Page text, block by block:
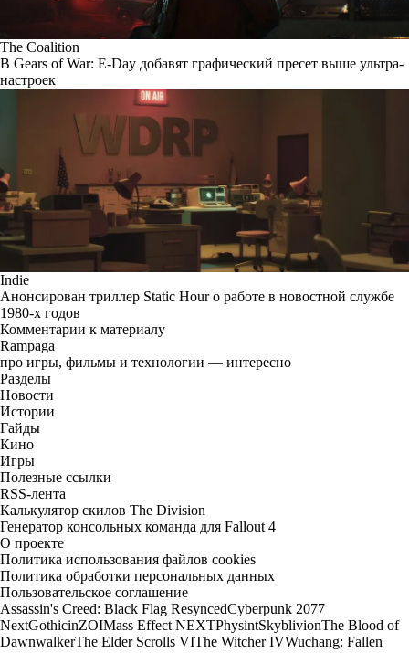
The Coalition
В Gears of War: E-Day добавят графический пресет выше ультра-
настроек
Indie
Анонсирован триллер Static Hour о работе в новостной службе
1980-х годов
Комментарии к материалу
Rampaga
про игры, фильмы и технологии — интересно
Разделы
Новости
Истории
Гайды
Кино
Игры
Полезные ссылки
RSS-лента
Калькулятор скилов The Division
Генератор консольных команда для Fallout 4
О проекте
Политика использования файлов cookies
Политика обработки персональных данных
Пользовательское соглашение
Assassin's Creed: Black Flag ResyncedCyberpunk 2077
NextGothicinZOIMass Effect NEXTPhysintSkyblivionThe Blood of
DawnwalkerThe Elder Scrolls VIThe Witcher IVWuchang: Fallen